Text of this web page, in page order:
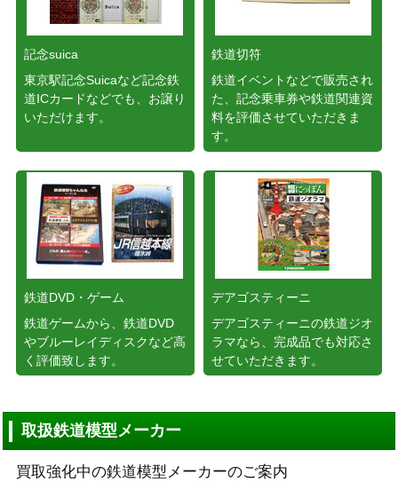
記念suica
東京駅記念Suicaなど記念鉄
道ICカードなどでも、お譲り
いただけます。
鉄道切符
鉄道イベントなどで販売され
た、記念乗車券や鉄道関連資
料を評価させていただきま
す。
鉄道DVD・ゲーム
鉄道ゲームから、鉄道DVD
やブルーレイディスクなど高
く評価致します。
デアゴスティーニ
デアゴスティーニの鉄道ジオ
ラマなら、完成品でも対応さ
せていただきます。
取扱鉄道模型メーカー
買取強化中の鉄道模型メーカーのご案内